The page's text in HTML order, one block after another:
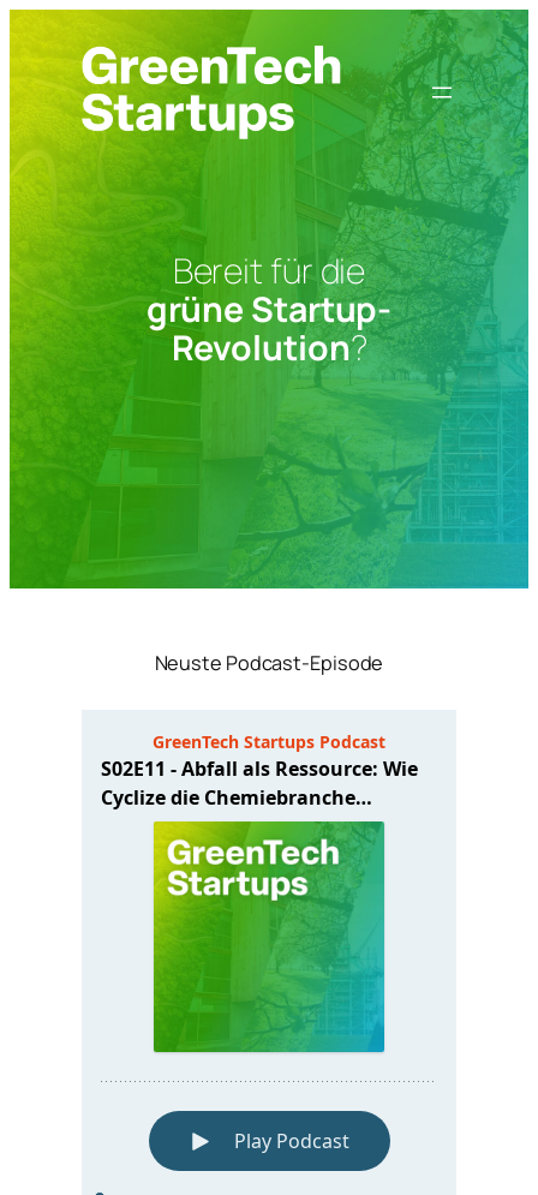
springen
Bereit für die
grüne Startup-
Revolution?
Neuste Podcast-Episode